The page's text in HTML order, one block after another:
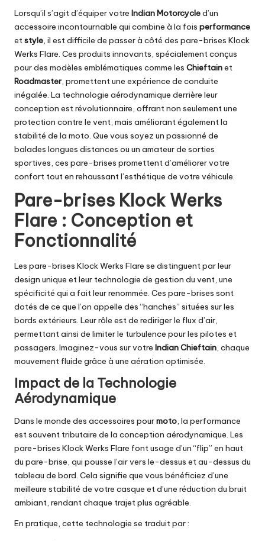
Lorsqu’il s’agit d’équiper votre Indian Motorcycled’un
accessoire incontournable qui combine à la fois performance
etstyle, il est difficile de passer à côté des pare-brises Klock
Werks Flare. Ces produits innovants, spécialement conçus
pour des modèles emblématiques comme les Chieftainet
Roadmaster, promettent une expérience de conduite
inégalée. La technologie aérodynamique derrière leur
conception est révolutionnaire, offrant non seulement une
protection contre le vent, mais améliorant également la
stabilité de la moto. Que vous soyez un passionné de
balades longues distances ou un amateur de sorties
sportives, ces pare-brises promettent d’améliorer votre
confort tout en rehaussant l’esthétique de votre véhicule.
Pare-brises Klock Werks
Flare : Conception et
Fonctionnalité
Les pare-brises Klock Werks Flare se distinguent par leur
design unique et leur technologie de gestion du vent, une
spécificité qui a fait leur renommée. Ces pare-brises sont
dotés de ce que l’on appelle des “hanches” situées sur les
bords extérieurs. Leur rôle est de rediriger le flux d’air,
permettant ainsi de limiter le turbulence pour les pilotes et
passagers. Imaginez-vous sur votre Indian Chieftain, chaque
mouvement fluide grâce à une aération optimisée.
Impact de la Technologie
Aérodynamique
Dans le monde des accessoires pourmoto, la performance
est souvent tributaire de la conception aérodynamique. Les
pare-brises Klock Werks Flare font usage d’un “flip” en haut
du pare-brise, qui pousse l’air vers le-dessus et au-dessus du
tableau de bord. Cela signifie que vous bénéficiez d’une
meilleure stabilité de votre casque et d’une réduction du bruit
ambiant, rendant chaque trajet plus agréable.
En pratique, cette technologie se traduit par :